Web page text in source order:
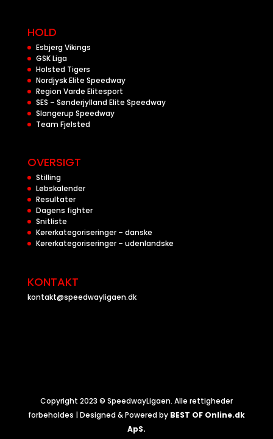
HOLD
Esbjerg Vikings
GSK Liga
Holsted Tigers
Nordjysk Elite Speedway
Region Varde Elitesport
SES – Sønderjylland Elite Speedway
Slangerup Speedway
Team Fjelsted
OVERSIGT
Stilling
Løbskalender
Resultater
Dagens fighter
Snitliste
Kørerkategoriseringer – danske
Kørerkategoriseringer – udenlandske
KONTAKT
kontakt@speedwayligaen.dk
Copyright 2023 © SpeedwayLigaen. Alle rettigheder
forbeholdes | Designed & Powered by BEST OF Online.dk
ApS.